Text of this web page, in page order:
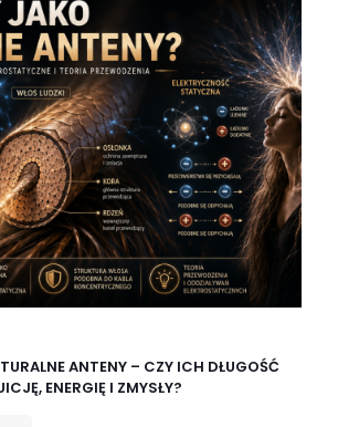
ANTENY – CZY ICH DŁUGOŚĆ
ENERGIĘ I ZMYSŁY?